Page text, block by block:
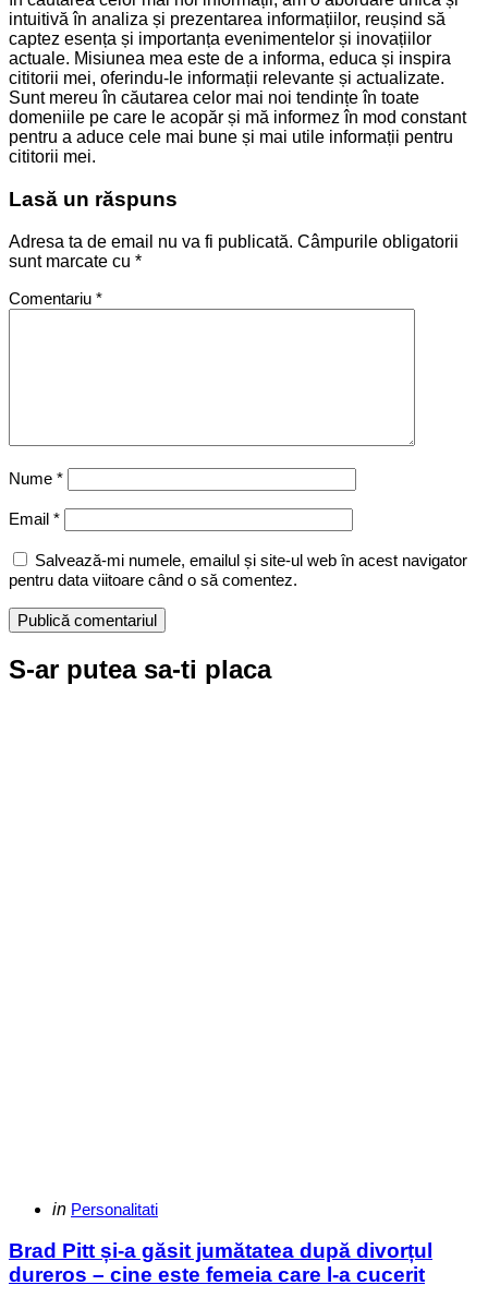
intuitivă în analiza și prezentarea informațiilor, reușind să
captez esența și importanța evenimentelor și inovațiilor
actuale. Misiunea mea este de a informa, educa și inspira
cititorii mei, oferindu-le informații relevante și actualizate.
Sunt mereu în căutarea celor mai noi tendințe în toate
domeniile pe care le acopăr și mă informez în mod constant
pentru a aduce cele mai bune și mai utile informații pentru
cititorii mei.
Lasă un răspuns
Adresa ta de email nu va fi publicată. Câmpurile obligatorii
sunt marcate cu *
Comentariu *
Nume *
Email *
Salvează-mi numele, emailul și site-ul web în acest navigator
pentru data viitoare când o să comentez.
S-ar putea sa-ti placa
Categories
Posted
in Personalitati
Brad Pitt și-a găsit jumătatea după divorțul
dureros – cine este femeia care l-a cucerit